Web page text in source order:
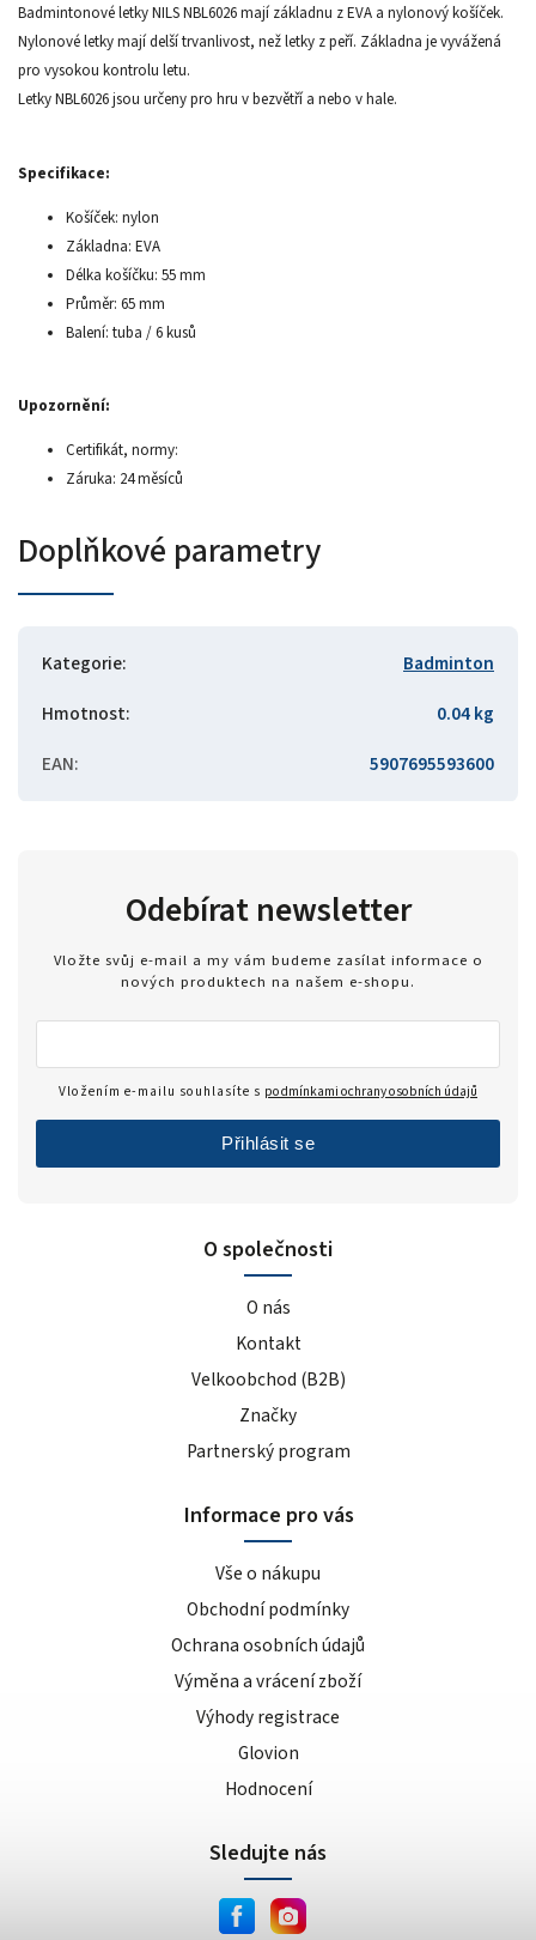
Badmintonové letky NILS NBL6026 mají základnu z EVA a nylonový košíček.
Nylonové letky mají delší trvanlivost, než letky z peří. Základna je vyvážená
pro vysokou kontrolu letu.
Letky NBL6026 jsou určeny pro hru v bezvětří a nebo v hale.
Specifikace:
Košíček: nylon
Základna: EVA
Délka košíčku: 55 mm
Průměr: 65 mm
Balení: tuba / 6 kusů
Upozornění:
Certifikát, normy:
Záruka: 24 měsíců
Doplňkové parametry
Kategorie:
Badminton
Hmotnost:
0.04 kg
EAN: 5907695593600
O společnosti
O nás
Kontakt
Velkoobchod (B2B)
Značky
Partnerský program
Informace pro vás
Vše o nákupu
Obchodní podmínky
Ochrana osobních údajů
Výměna a vrácení zboží
Výhody registrace
Glovion
Hodnocení
Odebírat newsletter
Vložte svůj e-mail a my vám budeme zasílat informace o
nových produktech na našem e-shopu.
Vložením e-mailu souhlasíte s podmínkami ochrany osobních údajů
Přihlásit se
Sledujte nás